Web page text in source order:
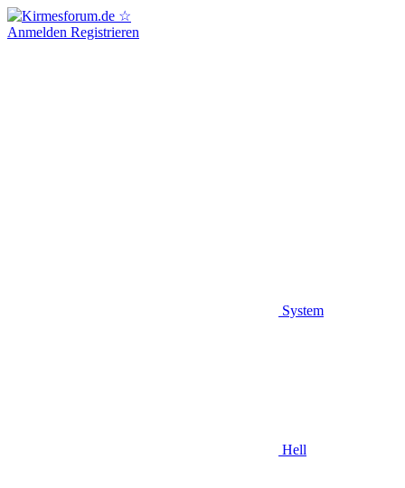
Anmelden Registrieren
System
Hell